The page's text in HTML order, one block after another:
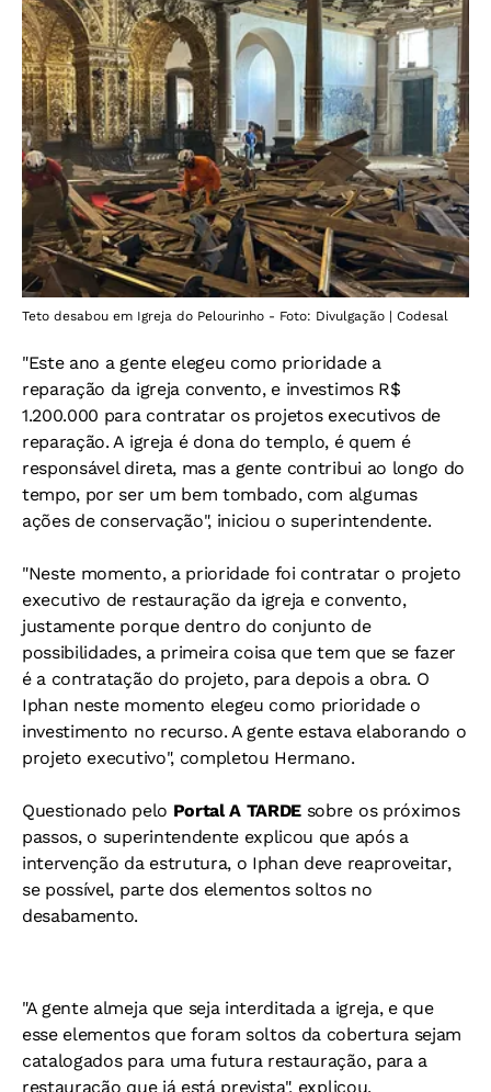
Teto desabou em Igreja do Pelourinho - Foto: Divulgação | Codesal
"Este ano a gente elegeu como prioridade a
reparação da igreja convento, e investimos R$
1.200.000 para contratar os projetos executivos de
reparação. A igreja é dona do templo, é quem é
responsável direta, mas a gente contribui ao longo do
tempo, por ser um bem tombado, com algumas
ações de conservação", iniciou o superintendente.
"Neste momento, a prioridade foi contratar o projeto
executivo de restauração da igreja e convento,
justamente porque dentro do conjunto de
possibilidades, a primeira coisa que tem que se fazer
é a contratação do projeto, para depois a obra. O
Iphan neste momento elegeu como prioridade o
investimento no recurso. A gente estava elaborando o
projeto executivo", completou Hermano.
Questionado pelo Portal A TARDE sobre os próximos
passos, o superintendente explicou que após a
intervenção da estrutura, o Iphan deve reaproveitar,
se possível, parte dos elementos soltos no
desabamento.
"A gente almeja que seja interditada a igreja, e que
esse elementos que foram soltos da cobertura sejam
catalogados para uma futura restauração, para a
restauração que já está prevista", explicou.